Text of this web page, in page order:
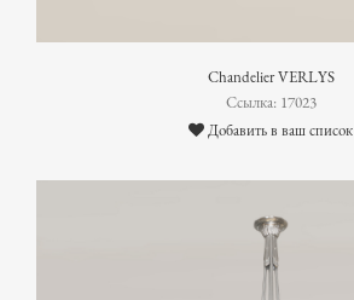
Chandelier VERLYS
Ссылка: 17023
Добавить в ваш список